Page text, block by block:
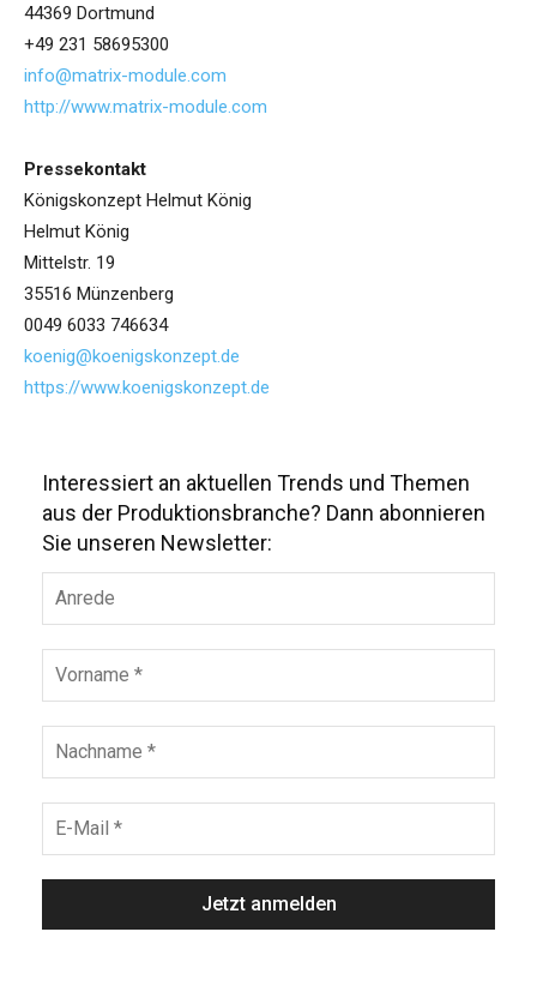
44369 Dortmund
+49 231 58695300
info@matrix-module.com
http://www.matrix-module.com
Pressekontakt
Königskonzept Helmut König
Helmut König
Mittelstr. 19
35516 Münzenberg
0049 6033 746634
koenig@koenigskonzept.de
https://www.koenigskonzept.de
Interessiert an aktuellen Trends und Themen
aus der Produktionsbranche? Dann abonnieren
Sie unseren Newsletter: